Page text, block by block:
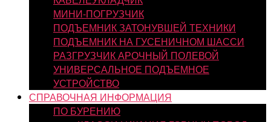
МИНИ-ПОГРУЗЧИК
ПОДЪЕМНИК ЗАТОНУВШЕЙ ТЕХНИКИ
ПОДЪЕМНИК НА ГУСЕНИЧНОМ ШАССИ
РАЗГРУЗЧИК АРОЧНЫЙ ПОЛЕВОЙ
УНИВЕРСАЛЬНОЕ ПОДЪЕМНОЕ
УСТРОЙСТВО
СПРАВОЧНАЯ ИНФОРМАЦИЯ
ПО БУРЕНИЮ